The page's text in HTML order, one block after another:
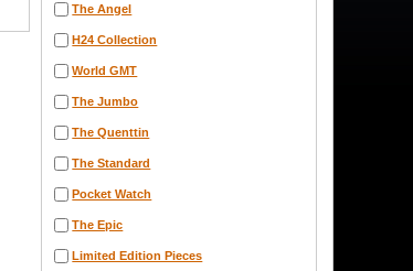
The Angel
H24 Collection
World GMT
The Jumbo
The Quenttin
The Standard
Pocket Watch
The Epic
Limited Edition Pieces